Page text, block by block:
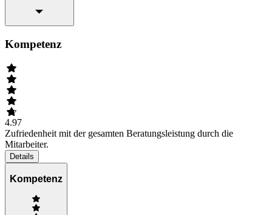
Kompetenz
4.97
Zufriedenheit mit der gesamten Beratungsleistung durch die
Mitarbeiter.
Details
Kompetenz